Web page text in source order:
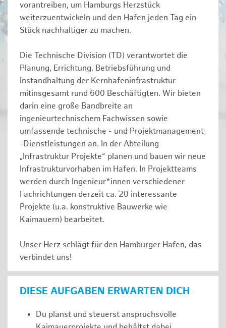
vorantreiben, um Hamburgs Herzstück
weiterzuentwickeln und den Hafen jeden Tag ein
Stück nachhaltiger zu machen.
Die Technische Division (TD) verantwortet die
Planung, Errichtung, Betriebsführung und
Instandhaltung der Kernhafeninfrastruktur
mitinsgesamt rund 600 Beschäftigten. Wir bieten
darin eine große Bandbreite an
ingenieurtechnischem Fachwissen sowie
umfassende technische - und Projektmanagement
-Dienstleistungen an. In der Abteilung
„Infrastruktur Projekte“ planen und bauen wir neue
Infrastrukturvorhaben im Hafen. In Projektteams
werden durch Ingenieur*innen verschiedener
Fachrichtungen derzeit ca. 20 interessante
Projekte (u.a. konstruktive Bauwerke wie
Kaimauern) bearbeitet.
Unser Herz schlägt für den Hamburger Hafen, das
verbindet uns!
DIESE AUFGABEN ERWARTEN DICH
Du planst und steuerst anspruchsvolle